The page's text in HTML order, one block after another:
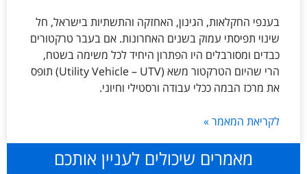
בענפי החקלאות, הגינון, האחזקה והתשתיות בישראל, חל
שינוי תפיסתי עמוק בשנים האחרונות. אם בעבר טרקטורים
כבדים ומסורבלים היו הפתרון היחיד לכל משימה בשטח,
הרי שהיום הטרקטור משא (Utility Vehicle – UTV) תופס
את מרכז הבמה ככלי עבודה ורסטילי וחיוני.
לקריאת המאמר »
מאמרים שיכולים לעניין אותכם